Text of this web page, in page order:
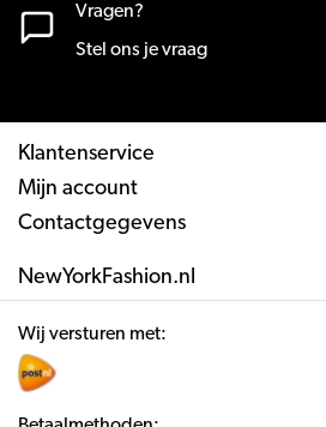
Vragen?
Stel ons je vraag
Klantenservice
Mijn account
Contactgegevens
NewYorkFashion.nl
Wij versturen met: